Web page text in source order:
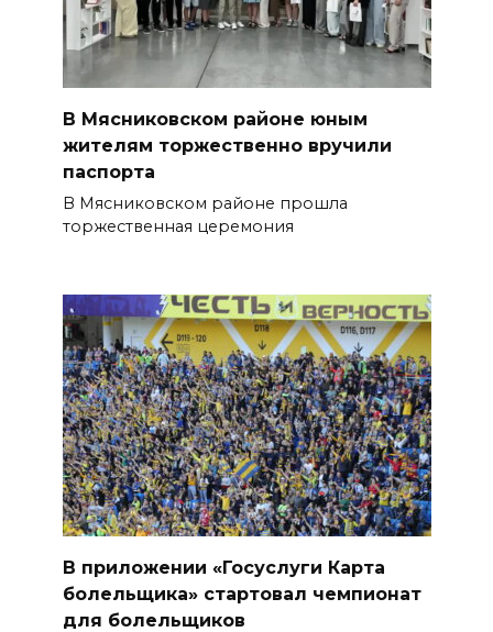
В Мясниковском районе юным
жителям торжественно вручили
паспорта
В Мясниковском районе прошла
торжественная церемония
В приложении «Госуслуги Карта
болельщика» стартовал чемпионат
для болельщиков